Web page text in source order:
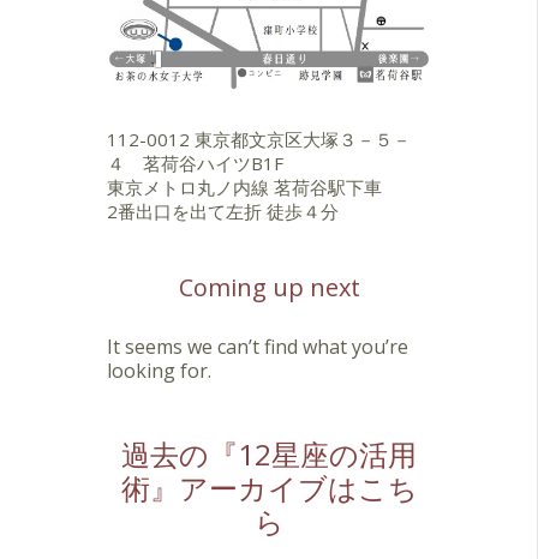
112-0012 東京都文京区大塚３－５－
４ 茗荷谷ハイツB1F
東京メトロ丸ノ内線 茗荷谷駅下車
2番出口を出て左折 徒歩４分
Coming up next
It seems we can’t find what you’re
looking for.
過去の『12星座の活用
術』アーカイブはこち
ら